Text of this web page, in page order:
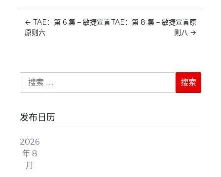
← TAE：第 6 集 – 敏捷宣言
原则六
TAE：第 8 集 – 敏捷宣言原
则八 →
发布日历
2026
年 8
月